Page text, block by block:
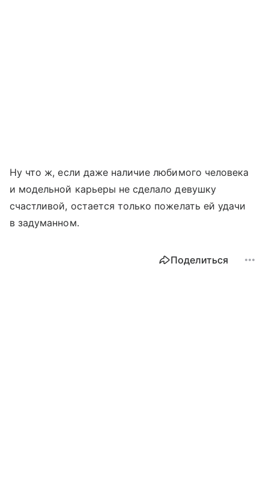
Ну что ж, если даже наличие любимого человека
и модельной карьеры не сделало девушку
счастливой, остается только пожелать ей удачи
в задуманном.
Поделиться